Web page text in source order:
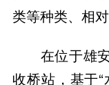
类等种类、相对
在位于雄
收桥站，基于